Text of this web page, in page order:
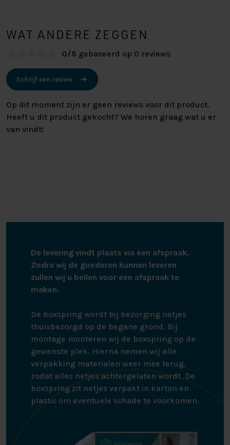
WAT ANDERE ZEGGEN
0/5 gebaseerd op 0 reviews
Schrijf een review
Op dit moment zijn er geen reviews voor dit product.
Heeft u dit product gekocht? We horen graag wat u er
van vindt!
De levering vindt plaats via een afspraak.
Zodra wij de goederen kunnen leveren
zullen wij u bellen voor een afspraak te
maken.
De boxspring wordt bij bezorging netjes
thuisbezorgd op de begane grond. Bij
montage monteren wij de boxspring op de
gewenste plek. Hierna nemen wij alle
verpakking materialen weer mee terug,
zodat alles netjes achtergelaten wordt. De
boxspring zit netjes verpakt in karton en
plastic om eventuele schade te voorkomen.